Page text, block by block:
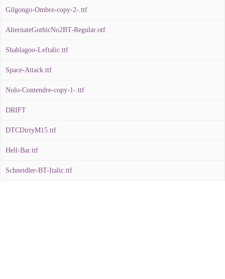
Gilgongo-Ombre-copy-2-.ttf
AlternateGothicNo2BT-Regular.otf
Shablagoo-Leftalic.ttf
Space-Attack.ttf
Nolo-Contendre-copy-1-.ttf
DRIFT
DTCDirtyM15.ttf
Hell-Bar.ttf
Schneidler-BT-Italic.ttf